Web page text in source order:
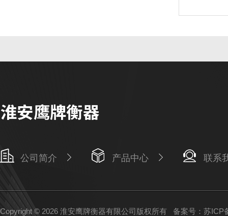
公司简介 产品中心 联系
Copyright © 2026 淮安鹰牌衡器有限公司版权所有 备案号：苏ICP